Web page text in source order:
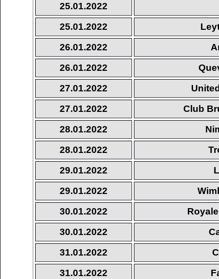
25.01.2022
25.01.2022
26.01.2022
26.01.2022
27.01.2022
27.01.2022
Club
28.01.2022
28.01.2022
29.01.2022
29.01.2022
30.01.2022
30.01.2022
31.01.2022
31.01.2022